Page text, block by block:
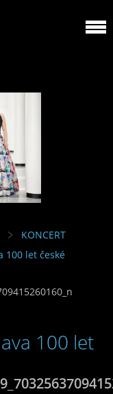
KONCERT
100 let české
100 let